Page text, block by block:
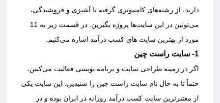
دارید، از رشته‌های کامپیوتری گرفته تا آشپزی و فروشندگی،
می‌تونین در این سایت‌ها پروژه بگیرین. در قسمت زیر به 11
مورد از بهترین سایت های کسب درآمد اشاره می‌کنیم.
1- سایت راست چین
اگر در زمینه طراحی سایت و برنامه نویسی فعالیت می‌کنین،
حتماً تا به حال نام سایت راست چین را شنیدین. این سایت یکی
از معتبرترین سایت کسب درآمد روزانه در ایران بوده و در